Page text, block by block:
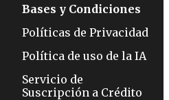
Bases y Condiciones
Políticas de Privacidad
Política de uso de la IA
Servicio de
Suscripción a Crédito